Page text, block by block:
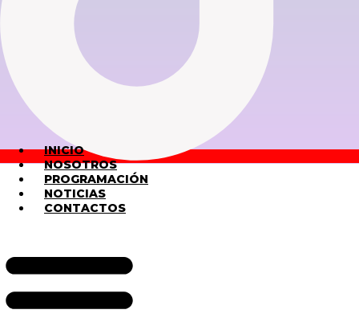
INICIO
NOSOTROS
PROGRAMACIÓN
NOTICIAS
CONTACTOS